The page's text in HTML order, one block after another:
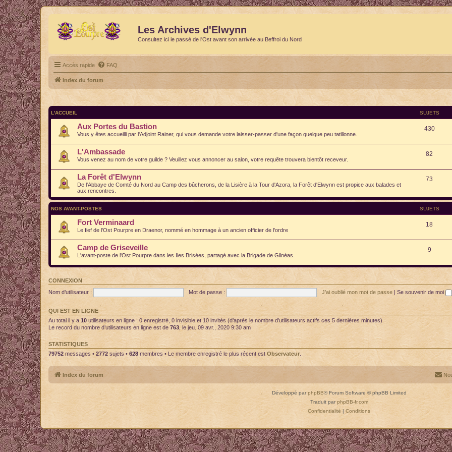
Les Archives d'Elwynn
Consultez ici le passé de l'Ost avant son arrivée au Beffroi du Nord
Accès rapide FAQ
Index du forum
L'ACCUEIL SUJETS
Aux Portes du Bastion
Vous y êtes accueilli par l'Adjoint Rainer, qui vous demande votre laisser-passer d'une façon quelque peu tatillonne.
430
L'Ambassade
Vous venez au nom de votre guilde ? Veuillez vous annoncer au salon, votre requête trouvera bientôt receveur.
82
La Forêt d'Elwynn
De l'Abbaye de Comté du Nord au Camp des bûcherons, de la Lisière à la Tour d'Azora, la Forêt d'Elwynn est propice aux balades et
aux rencontres.
73
NOS AVANT-POSTES SUJETS
Fort Verminaard
Le fief de l'Ost Pourpre en Draenor, nommé en hommage à un ancien officier de l'ordre
18
Camp de Griseveille
L'avant-poste de l'Ost Pourpre dans les Iles Brisées, partagé avec la Brigade de Gilnéas.
9
CONNEXION
Nom d’utilisateur :
Mot de passe : J’ai oublié mon mot de passe | Se souvenir de moi
QUI EST EN LIGNE
Au total il y a 10 utilisateurs en ligne : 0 enregistré, 0 invisible et 10 invités (d’après le nombre d’utilisateurs actifs ces 5 dernières minutes)
Le record du nombre d’utilisateurs en ligne est de763, le jeu. 09 avr., 2020 9:30 am
STATISTIQUES
79752messages • 2772 sujets • 628 membres • Le membre enregistré le plus récent estObservateur
Index du forum
Développé parphpBB® Forum Software © phpBB Limited
Traduit par phpBB-fr.com
Confidentialité| Conditions